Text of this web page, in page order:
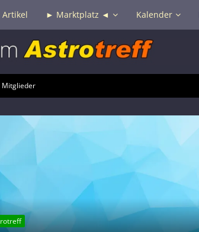
Artikel ► Marktplatz ◄ Kalender
Mitglieder